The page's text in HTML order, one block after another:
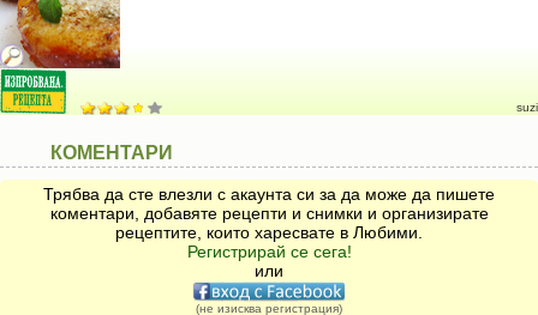
suzi
КОМЕНТАРИ
Трябва да сте влезли с акаунта си за да може да пишете
коментари, добавяте рецепти и снимки и организирате
рецептите, които харесвате в Любими.
Регистрирай се сега!
или
(не изисква регистрация)